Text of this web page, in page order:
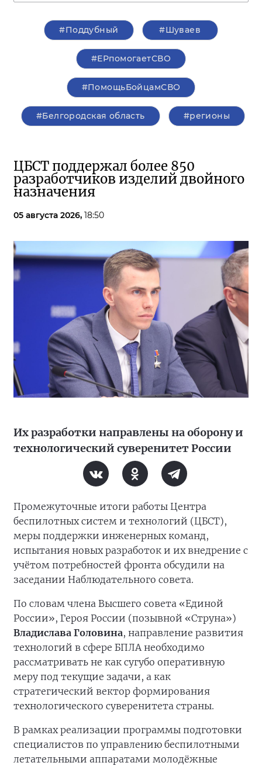
#Поддубный #Шуваев
#ЕРпомогаетСВО
#ПомощьБойцамСВО
#Белгородская область #регионы
ЦБСТ поддержал более 850
разработчиков изделий двойного
назначения
05 августа 2026, 18:50
Их разработки направлены на оборону и
технологический суверенитет России
Промежуточные итоги работы Центра
беспилотных систем и технологий (ЦБСТ),
меры поддержки инженерных команд,
испытания новых разработок и их внедрение с
учётом потребностей фронта обсудили на
заседании Наблюдательного совета.
По словам члена Высшего совета «Единой
России», Героя России (позывной «Струна»)
Владислава Головина, направление развития
технологий в сфере БПЛА необходимо
рассматривать не как сугубо оперативную
меру под текущие задачи, а как
стратегический вектор формирования
технологического суверенитета страны.
В рамках реализации программы подготовки
специалистов по управлению беспилотными
летательными аппаратами молодёжные